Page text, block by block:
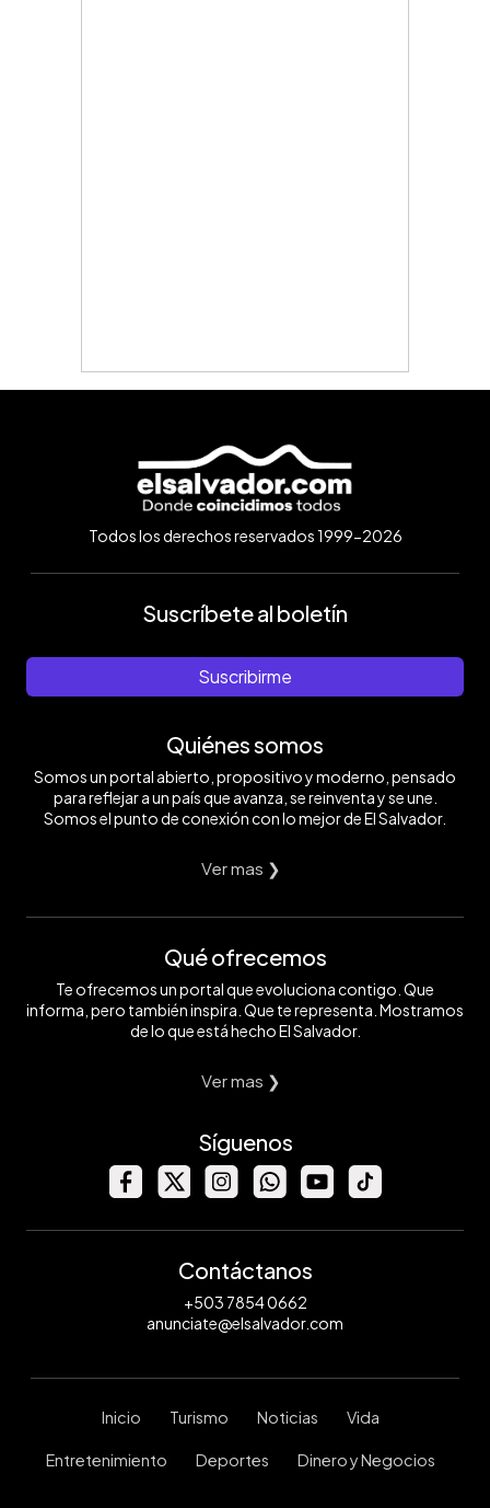
Todos los derechos reservados 1999-2026
Suscríbete al boletín
Suscribirme
Quiénes somos
Somos un portal abierto, propositivo y moderno, pensado
para reflejar a un país que avanza, se reinventa y se une.
Somos el punto de conexión con lo mejor de El Salvador.
Ver mas ❯
Qué ofrecemos
Te ofrecemos un portal que evoluciona contigo. Que
informa, pero también inspira. Que te representa. Mostramos
de lo que está hecho El Salvador.
Ver mas ❯
Síguenos
Contáctanos
+503 7854 0662
anunciate@elsalvador.com
Inicio Turismo Noticias Vida
Entretenimiento Deportes Dinero y Negocios